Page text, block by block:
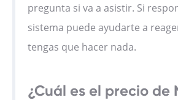
pregunta si va a asistir. Si
sistema puede ayudarte a
tengas que hacer nada.
¿Cuál es el precio de